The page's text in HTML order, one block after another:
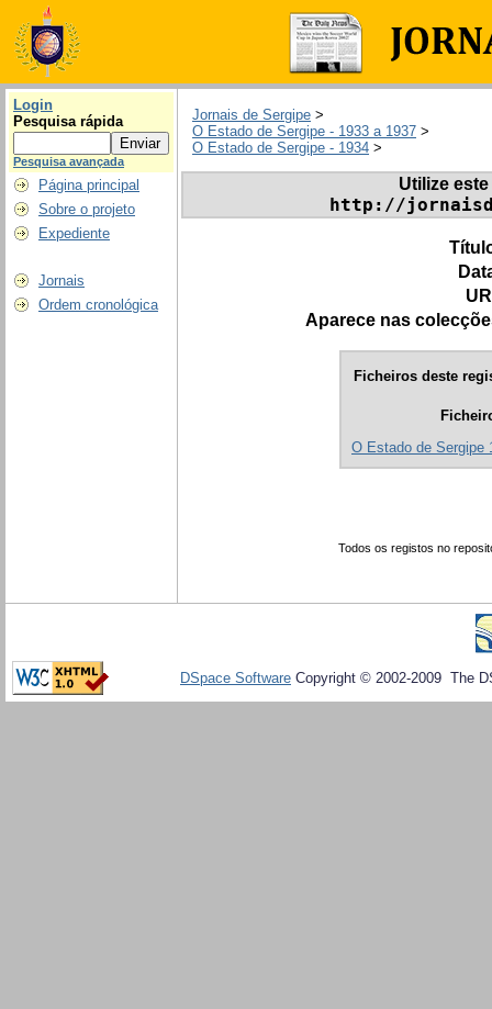
Login
Pesquisa rápida
Pesquisa avançada
Página principal
Sobre o projeto
Expediente
Jornais
Ordem cronológica
Jornais de Sergipe >
O Estado de Sergipe - 1933 a 1937 >
O Estado de Sergipe - 1934 >
Utilize
http://
Aparece nas
Ficheiros deste
O Estado de Sergipe
Todos os registos no
DSpace Software Copyright © 2002-2009 The